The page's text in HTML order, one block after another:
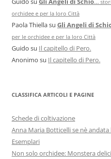
orchidee e per la loro Città
Paola Thiellasu Gli Angeli di
per le orchidee e per la loro Città
Guido su Il capitello di Pero.
Anonimo su Il capitello di Pero.
CLASSIFICA ARTICOLI E PAGINE
Schede di coltivazione
Anna Maria Botticelli se nè
Esemplari
Non solo orchidee: Monstera